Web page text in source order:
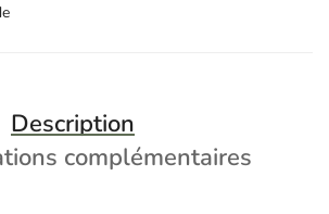
Description
complémentaires